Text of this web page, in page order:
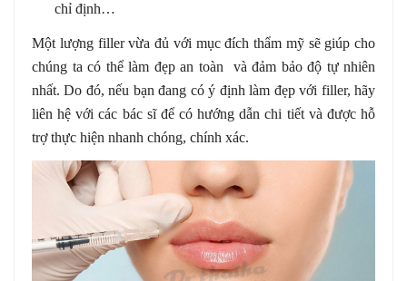
chỉ định…
Một lượng filler vừa đủ với mục đích thẩm mỹ sẽ giúp cho
chúng ta có thể làm đẹp an toàn và đảm bảo độ tự nhiên
nhất. Do đó, nếu bạn đang có ý định làm đẹp với filler, hãy
liên hệ với các bác sĩ để có hướng dẫn chi tiết và được hỗ
trợ thực hiện nhanh chóng, chính xác.